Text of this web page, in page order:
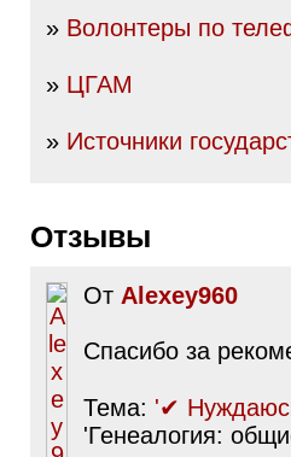
» Волонтеры по
» ЦГАМ
» Источники
Отзывы
От Alexey960
Спасибо за
Тема: '✔
'Генеалогия: